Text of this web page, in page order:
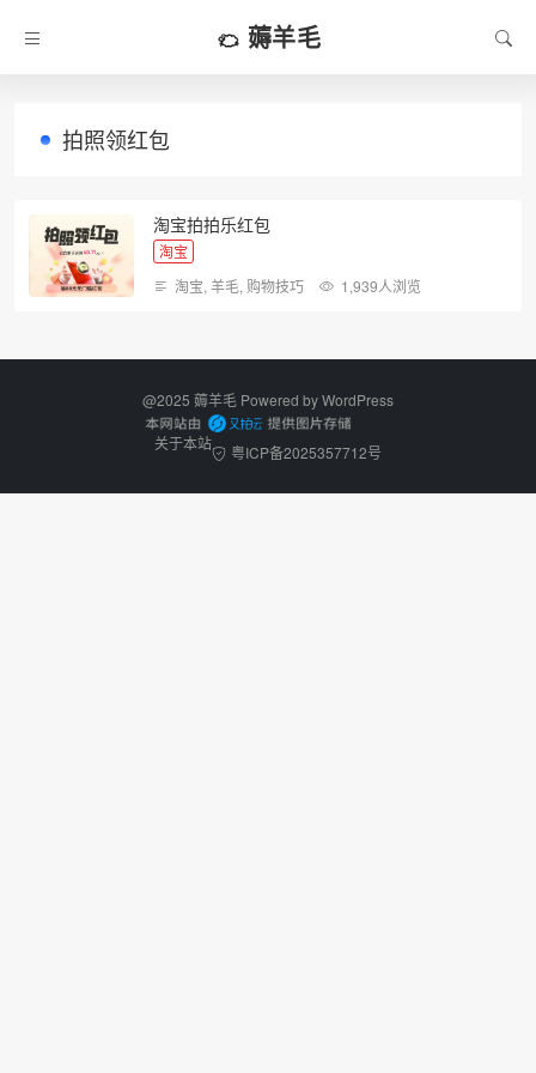
薅羊毛
拍照领红包
淘宝拍拍乐红包
淘宝
淘宝, 羊毛, 购物技巧 1,939人浏览
@2025 薅羊毛 Powered byWordPress
关于本站 粤ICP备2025357712号